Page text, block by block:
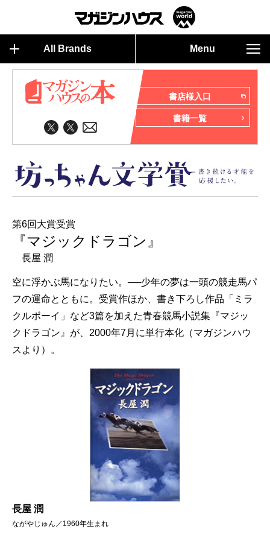
All Brands Menu
書店様入口
書籍一覧
第6回大賞受賞
『マジックドラゴン』
長屋 潤
空に浮かぶ馬になりたい。──少年の夢は一頭の競走馬パ
フの運命とともに。受賞作ほか、書き下ろし作品「ミラ
クルボーイ」など3篇を加えた青春競馬小説集『マジッ
クドラゴン』が、2000年7月に単行本化（マガジンハウ
スより）。
長屋 潤
ながやじゅん／1960年生まれ